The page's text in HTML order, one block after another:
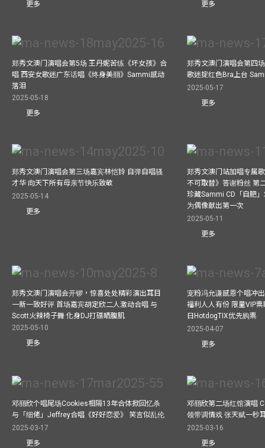
更多 更多
郑秀文澳门演唱会第5场 王丹妮苦练《坏女孩》合
唱 西安女歌迷广东话唱《终身美丽》Sammi感动
落泪
2025-05-18
更多
郑秀文澳门演唱会第四
歌迷掟红色Bra上台
2025-05-17
更多
郑秀文澳门演唱会第三场嘉宾林恺铃 自弹自唱骚
才华 向天下所有母亲节快乐致敬
2025-05-14
更多
郑秀文澳门站加唱专属
不可取替》答谢粉丝 第
珍藏Sammi CD「自肥
为偶像献出第一次
2025-05-11
更多
郑秀文澳门演唱会开锣，惊喜处处精彩演出耳目
一新一致好评 首场嘉宾胡定欣二人激动合唱 与
Scott火辣椅子舞 化身DJ打碟晒腹肌
2025-05-10
更多
宠粉冯允谦感恩个唱冲
福利人人有份 限量VIP
日HotdogTIX优先购票
2025-04-07
更多
邓丽欣个唱尾场Cookies相隔13年合体掀回忆杀
与「细佬」Jeffrey合唱《好好恋爱》 笑言似乱伦
2025-03-17
更多
邓丽欣第二场红馆演唱
领带调情戏 张天赋一秒
2025-03-16
更多